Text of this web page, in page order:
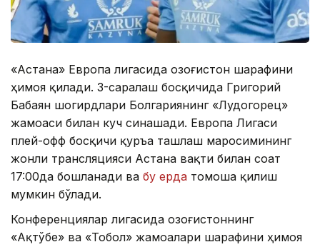
«Астана» Европа лигасида Қозоғистон шарафини
ҳимоя қилади. 3-саралаш босқичида Григорий
Бабаян шогирдлари Болгариянинг «Лудогорец»
жамоаси билан куч синашади. Европа Лигаси
плей-офф босқичи қуръа ташлаш маросимининг
жонли трансляцияси Астана вақти билан соат
17:00да бошланади ва бу ерда томоша қилиш
мумкин бўлади.
Конференциялар лигасида Қозоғистоннинг
«Ақтўбе» ва «Тобол» жамоалари шарафини ҳимоя